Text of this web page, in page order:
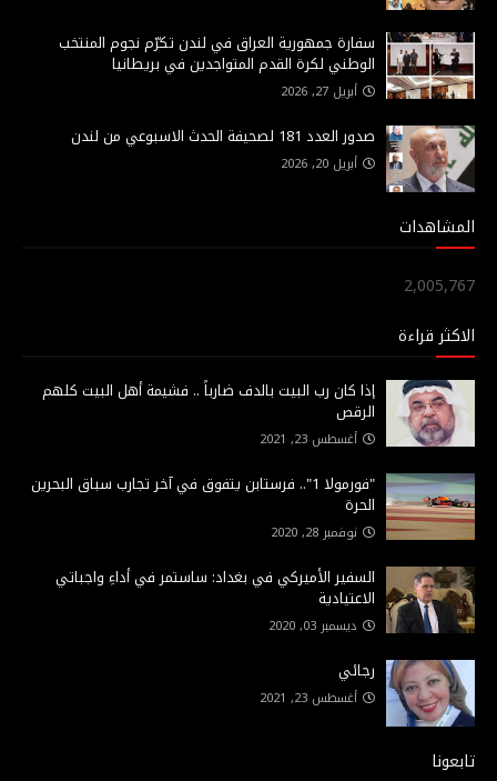
سفارة جمهورية العراق في لندن تكرّم نجوم المنتخب
الوطني لكرة القدم المتواجدين في بريطانيا
أبريل 27, 2026
صدور العدد 181 لصحيفة الحدث الاسبوعي من لندن
أبريل 20, 2026
المشاهدات
2,005,767
الاكثر قراءة
إذا كان رب البيت بالدف ضارباً .. فشيمة أهل البيت كلهم
الرقص
أغسطس 23, 2021
"فورمولا 1".. فرستابن يتفوق في آخر تجارب سباق البحرين
الحرة
نوفمبر 28, 2020
السفير الأميركي في بغداد: ساستمر في أداءِ واجباتي
الاعتيادية
ديسمبر 03, 2020
رجائي
أغسطس 23, 2021
تابعونا